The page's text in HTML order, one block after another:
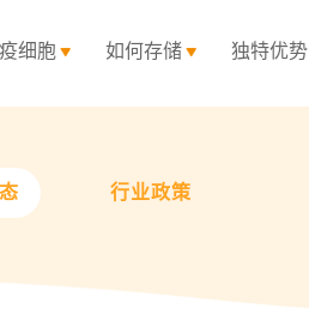
细胞 如何存储 独特优势
行业政策